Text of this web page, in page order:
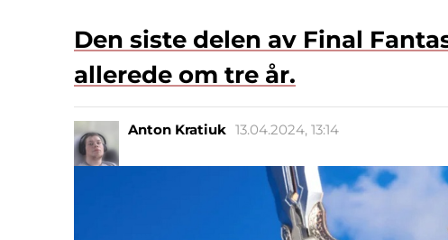
Den siste delen av Final
allerede om tre år.
Anton Kratiuk 13.04.2024, 13:14